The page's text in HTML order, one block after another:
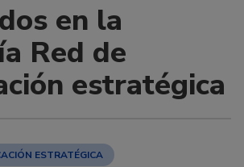
en la
Red de
estratégica
ESTRATÉGICA